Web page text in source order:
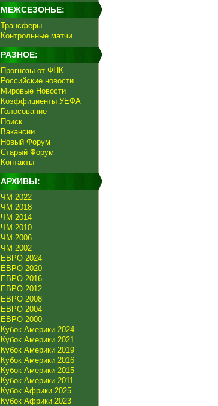
МЕЖСЕЗОНЬЕ:
Трансферы
Контрольные матчи
РАЗНОЕ:
Прогнозы от ФНК
Российские новости
Мировые Новости
Коэффициенты УЕФА
Голосование
Поиск
Вакансии
Новый Форум
Старый Форум
Контакты
АРХИВЫ:
ЧМ 2022
ЧМ 2018
ЧМ 2014
ЧМ 2010
ЧМ 2006
ЧМ 2002
ЕВРО 2024
ЕВРО 2020
ЕВРО 2016
ЕВРО 2012
ЕВРО 2008
ЕВРО 2004
ЕВРО 2000
Кубок Америки 2024
Кубок Америки 2021
Кубок Америки 2019
Кубок Америки 2016
Кубок Америки 2015
Кубок Америки 2011
Кубок Африки 2025
Кубок Африки 2023